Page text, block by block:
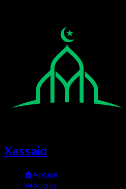
Xassaid
Accueil
Audios